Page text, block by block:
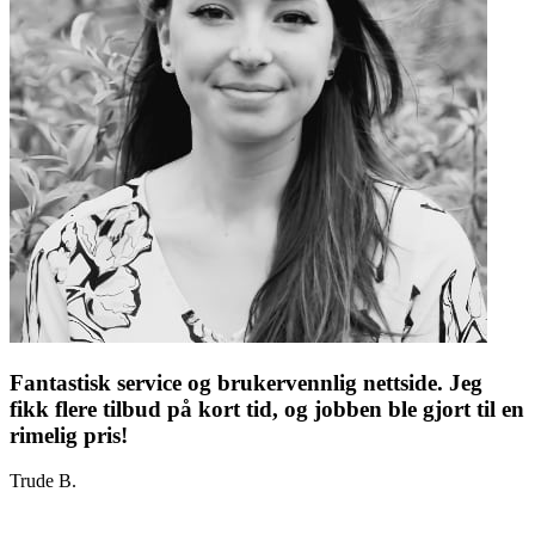
Fantastisk service og brukervennlig nettside. Jeg
fikk flere tilbud på kort tid, og jobben ble gjort til en
rimelig pris!
Trude B.